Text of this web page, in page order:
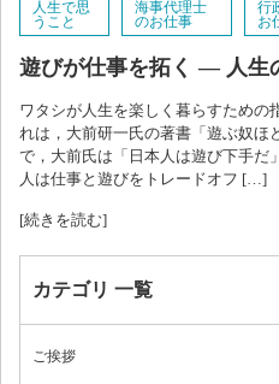
取扱業務
報酬について
アクセス
お問い合わせ
ブログ
人生で思
うこと
海事代理士
のお仕事
行
お
遊びが仕事を拓く ― 人生
ワタシが人生を楽しく暮らすための
れは，大前研一氏の著書「遊ぶ奴ほ
で，大前氏は「日本人は遊び下手だ
人は仕事と遊びをトレードオフ […]
[続きを読む]
カテゴリ 一覧
ご挨拶